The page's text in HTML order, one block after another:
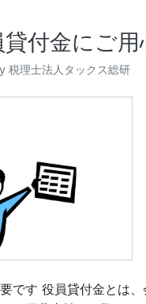
貸付金にご用
税理士法人タックス総研
です 役員貸付金とは